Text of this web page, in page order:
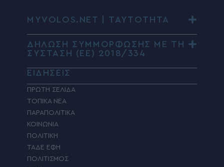
MYVOLOS.NET | ΤΑΥΤΟΤΗΤΑ
ΔΗΛΩΣΗ ΣΥΜΜΟΡΦΩΣΗΣ ΜΕ ΤΗ
ΣΥΣΤΑΣΗ (ΕΕ) 2018/334
ΕΙΔΗΣΕΙΣ
ΠΡΩΤΗ ΣΕΛΙΔΑ
ΤΟΠΙΚΑ ΝΕΑ
ΠΑΡΑΠΟΛΙΤΙΚΑ
ΚΟΙΝΩΝΙΑ
ΠΟΛΙΤΙΚΗ
ΤΑΔΕ ΕΦΗ
ΠΟΛΙΤΙΣΜΟΣ